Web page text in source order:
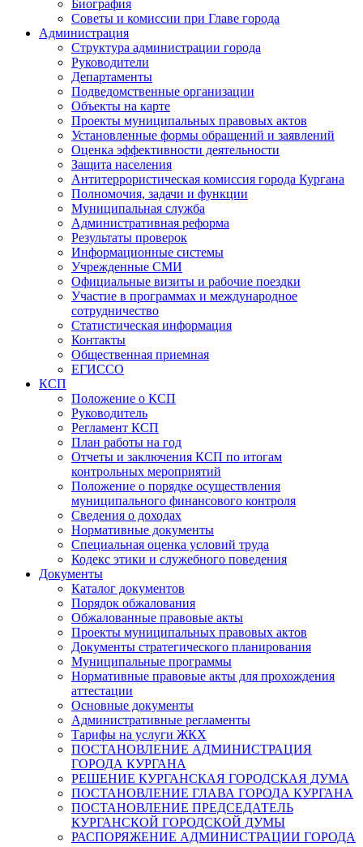
Биография
Советы и комиссии при Главе города
Администрация
Структура администрации города
Руководители
Департаменты
Подведомственные организации
Объекты на карте
Проекты муниципальных правовых актов
Установленные формы обращений и заявлений
Оценка эффективности деятельности
Защита населения
Антитеррористическая комиссия города Кургана
Полномочия, задачи и функции
Муниципальная служба
Административная реформа
Результаты проверок
Информационные системы
Учрежденные СМИ
Официальные визиты и рабочие поездки
Участие в программах и международное
сотрудничество
Статистическая информация
Контакты
Общественная приемная
ЕГИССО
КСП
Положение о КСП
Руководитель
Регламент КСП
План работы на год
Отчеты и заключения КСП по итогам
контрольных мероприятий
Положение о порядке осуществления
муниципального финансового контроля
Сведения о доходах
Нормативные документы
Специальная оценка условий труда
Кодекс этики и служебного поведения
Документы
Каталог документов
Порядок обжалования
Обжалованные правовые акты
Проекты муниципальных правовых актов
Документы стратегического планирования
Муниципальные программы
Нормативные правовые акты для прохождения
аттестации
Основные документы
Административные регламенты
Тарифы на услуги ЖКХ
ПОСТАНОВЛЕНИЕ АДМИНИСТРАЦИЯ
ГОРОДА КУРГАНА
РЕШЕНИЕ КУРГАНСКАЯ ГОРОДСКАЯ ДУМА
ПОСТАНОВЛЕНИЕ ГЛАВА ГОРОДА КУРГАНА
ПОСТАНОВЛЕНИЕ ПРЕДСЕДАТЕЛЬ
КУРГАНСКОЙ ГОРОДСКОЙ ДУМЫ
РАСПОРЯЖЕНИЕ АДМИНИСТРАЦИИ ГОРОДА